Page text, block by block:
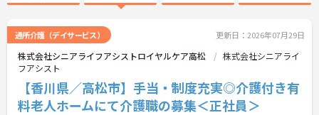
通所介護（デイサービス） 更新日：2026年07月29日
株式会社シニアライフアシストロイヤルケア高松
株式会社シニアライ
フアシスト
【香川県／高松市】手当・制度充実◎介護付き有
料老人ホームにて介護職の募集＜正社員＞